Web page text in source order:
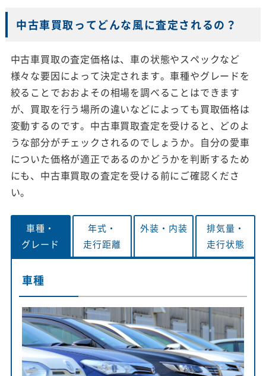
中古車買取ってどんな風に査定されるの？
中古車買取の査定価格は、車の状態やスペックなど
様々な要因によって決定されます。車種やグレードを
絞ることでおおよその相場を調べることはできます
が、買取を行う場所の違いなどによっても買取価格は
変動するのです。中古車買取査定を受けると、どのよ
うな部分がチェックされるのでしょうか。自分の愛車
についた価格が適正であるのかどうかを判断するため
にも、中古車買取の査定を受ける前にご確認くださ
い。
車種・
グレード
年式・
走行距離
外装・ 内装
排気量・
走行状態
車種